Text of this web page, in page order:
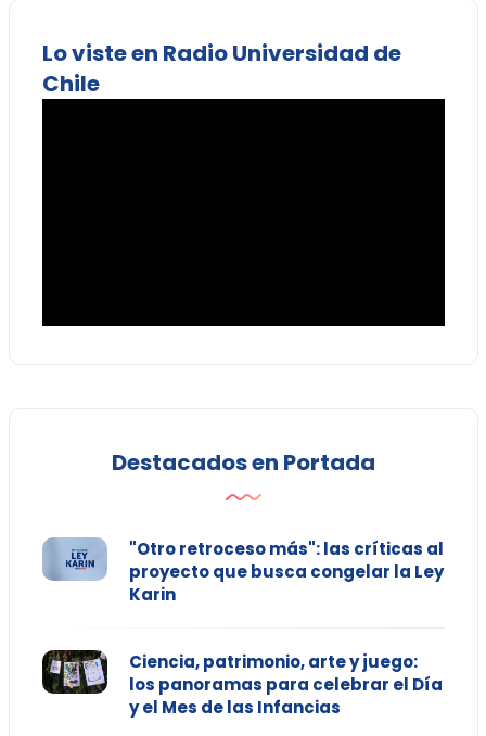
Lo viste en Radio Universidad de
Chile
Destacados en Portada
"Otro retroceso más": las críticas al
proyecto que busca congelar la Ley
Karin
Ciencia, patrimonio, arte y juego:
los panoramas para celebrar el Día
y el Mes de las Infancias